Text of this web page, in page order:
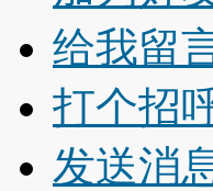
给我留
打个招
发送消